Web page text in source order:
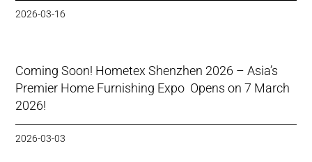
2026-03-16
Coming Soon! Hometex Shenzhen 2026 – Asia’s
Premier Home Furnishing Expo Opens on 7 March
2026!
2026-03-03